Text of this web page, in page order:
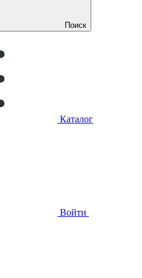
Поиск
Каталог
Войти